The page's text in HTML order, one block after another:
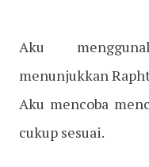
Aku
menunjukkan
Aku mencoba
cukup sesuai.